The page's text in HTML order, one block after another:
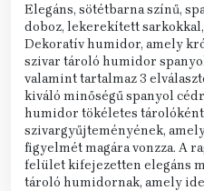
Elegáns, sötétbarna színű,
doboz, lekerekített
Dekoratív humidor, amely
szivar tároló humidor
valamint tartalmaz 3
kiváló minőségű spanyol
humidor tökéletes tárolóként
szivargyűjteményének,
figyelmét magára vonzza. A
felület kifejezetten elegáns
tároló humidornak, amely